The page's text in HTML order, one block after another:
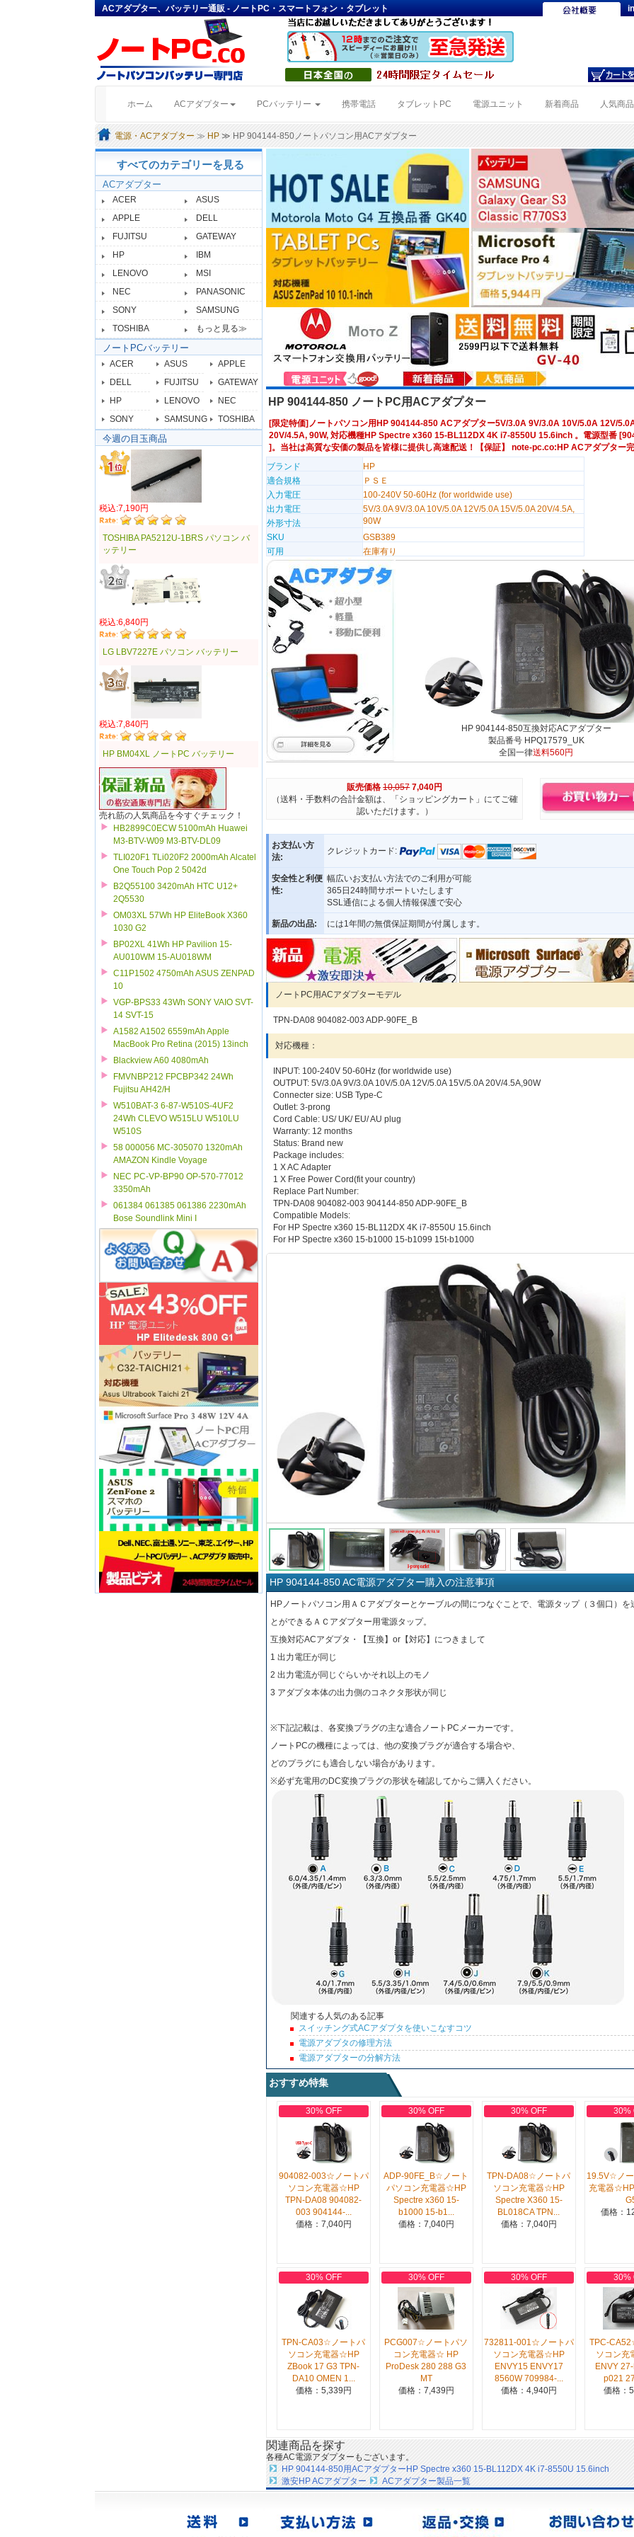
ACアダプター、バッテリー通販 - ノートPC・スマートフォン・タブレット
ホーム (current)ACアダプター PCバッテリー 携帯電話 タブレットPC 電源ユニット 新着商品 人気商品
電源・ACアダプター ≫ HP ≫ HP 904144-850ノートパソコン用ACアダプター
すべてのカテゴリーを見る
ACアダプター
ACER
ASUS
APPLE
DELL
FUJITSU
GATEWAY
HP
IBM
LENOVO
MSI
NEC
PANASONIC
SONY
SAMSUNG
TOSHIBA
もっと見る≫
ノートPCバッテリー
ACER ASUS
APPLE
DELL
FUJITSU
GATEWAY
HP
LENOVO
NEC
SONY
SAMSUNG TOSHIBA
今週の目玉商品
税込:7,190円
TOSHIBA PA5212U-1BRS パソコン バ
ッテリー
税込:6,840円
LG LBV7227E パソコン バッテリー
税込:7,840円
HP BM04XL ノートPC バッテリー
売れ筋の人気商品を今すぐチェック！
HB2899C0ECW 5100mAh Huawei
M3-BTV-W09 M3-BTV-DL09
TLI020F1 TLi020F2 2000mAh Alcatel
One Touch Pop 2 5042d
B2Q55100 3420mAh HTC U12+
2Q5530
OM03XL 57Wh HP EliteBook X360
1030 G2
BP02XL 41Wh HP Pavilion 15-
AU010WM 15-AU018WM
C11P1502 4750mAh ASUS ZENPAD
10
VGP-BPS33 43Wh SONY VAIO SVT-
14 SVT-15
A1582 A1502 6559mAh Apple
MacBook Pro Retina (2015) 13inch
Blackview A60 4080mAh
FMVNBP212 FPCBP342 24Wh
Fujitsu AH42/H
W510BAT-3 6-87-W510S-4UF2
24Wh CLEVO W515LU W510LU
W510S
58 000056 MC-305070 1320mAh
AMAZON Kindle Voyage
NEC PC-VP-BP90 OP-570-77012
3350mAh
061384 061385 061386 2230mAh
Bose Soundlink Mini I
HP 904144-850 ノートPC用ACアダプター
[限定特価]ノートパソコン用HP 904144-850 ACアダプター5V/3.0A 9V/3.0A 10V/5.0A 12V/
20V/4.5A, 90W, 対応機種HP Spectre x360 15-BL112DX 4K i7-8550U 15.6inch 。電源型番
]。当社は高質な安価の製品を皆様に提供し高速配送！【保証】 note-pc.co:HP ACアダプター完
ブランド
HP
適合規格
ＰＳＥ
入力電圧
100-240V 50-60Hz (for worldwide use)
出力電圧
5V/3.0A 9V/3.0A 10V/5.0A 12V/5.0A 15V/5.0A 20V/4.5A,
90W
外形寸法
SKU
GSB389
可用
在庫有り
HP 904144-850互換対応ACアダプター
製品番号 HPQ17579_UK
全国一律送料560円
販売価格 10,057 7,040円
（送料・手数料の合計金額は、「ショッピングカート」にてご確
認いただけます。）
お支払い方
法:
クレジットカード:
安全性と利便
性:
幅広いお支払い方法でのご利用が可能
365日24時間サポートいたします
SSL通信による個人情報保護で安心
新品の出品: には1年間の無償保証期間が付属します。
ノートPC用ACアダプターモデル
TPN-DA08 904082-003 ADP-90FE_B
対応機種：
INPUT: 100-240V 50-60Hz (for worldwide use)
OUTPUT: 5V/3.0A 9V/3.0A 10V/5.0A 12V/5.0A 15V/5.0A 20V/4.5A,90W
Connecter size: USB Type-C
Outlet: 3-prong
Cord Cable: US/ UK/ EU/ AU plug
Warranty: 12 months
Status: Brand new
Package includes:
1 X AC Adapter
1 X Free Power Cord(fit your country)
Replace Part Number:
TPN-DA08 904082-003 904144-850 ADP-90FE_B
Compatible Models:
For HP Spectre x360 15-BL112DX 4K i7-8550U 15.6inch
For HP Spectre x360 15-b1000 15-b1099 15t-b1000
HP 904144-850 AC電源アダプター購入の注意事項
HPノートパソコン用ＡＣアダプターとケーブルの間につなぐことで、電源タップ（３個口）を
とができるＡＣアダプター用電源タップ。
互換対応ACアダプタ・【互換】or【対応】につきまして
1 出力電圧が同じ
2 出力電流が同じぐらいかそれ以上のモノ
3 アダプタ本体の出力側のコネクタ形状が同じ
※下記記載は、各変換プラグの主な適合ノートPCメーカーです。
ノートPCの機種によっては、他の変換プラグが適合する場合や、
どのプラグにも適合しない場合があります。
※必ず充電用のDC変換プラグの形状を確認してからご購入ください。
関連する人気のある記事
スイッチング式ACアダプタを使いこなすコツ
電源アダプタの修理方法
電源アダプターの分解方法
おすすめ特集
30% OFF
904082-003☆ノートパ
ソコン充電器☆HP
TPN-DA08 904082-
003 904144-...
価格：7,040円
30% OFF
ADP-90FE_B☆ノート
パソコン充電器☆HP
Spectre x360 15-
b1000 15-b1...
価格：7,040円
30% OFF
TPN-DA08☆ノートパ
ソコン充電器☆HP
Spectre X360 15-
BL018CA TPN...
価格：7,040円
30%
19.5V☆ノ
充電器
価格：
30% OFF
TPN-CA03☆ノートパ
ソコン充電器☆HP
ZBook 17 G3 TPN-
DA10 OMEN 1...
価格：5,339円
30% OFF
PCG007☆ノートパソ
コン充電器☆ HP
ProDesk 280 288 G3
MT
価格：7,439円
30% OFF
732811-001☆ノートパ
ソコン充電器☆HP
ENVY15 ENVY17
8560W 709984-...
価格：4,940円
30%
TPC-
ソコン
ENVY
p021
価格：
関連商品を探す
各種AC電源アダプターもございます。
HP 904144-850用ACアダプターHP Spectre x360 15-BL112DX 4K i7-8550U 15.6inch
激安HP ACアダプター
ACアダプター製品一覧